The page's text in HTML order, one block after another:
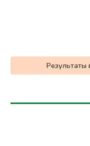
Результаты